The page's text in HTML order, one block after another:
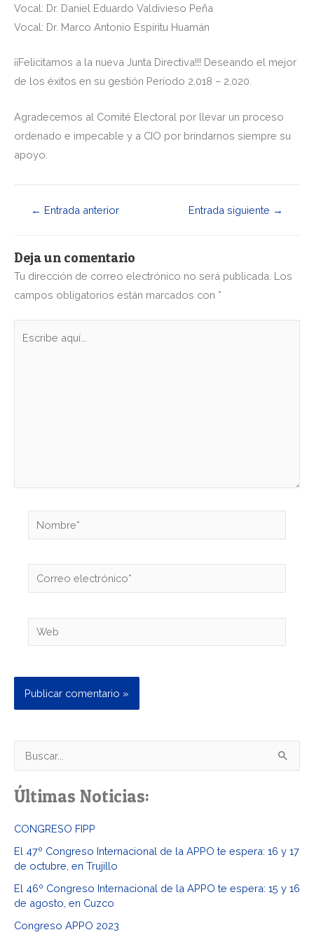
Vocal: Dr. Daniel Eduardo Valdivieso Peña
Vocal: Dr. Marco Antonio Espíritu Huamán
¡¡Felicitamos a la nueva Junta Directiva!!! Deseando el mejor
de los éxitos en su gestión Período 2,018 – 2,020.
Agradecemos al Comité Electoral por llevar un proceso
ordenado e impecable y a CIO por brindarnos siempre su
apoyo.
← Entrada anterior Entrada siguiente →
Deja un comentario
Tu dirección de correo electrónico no será publicada. Los
campos obligatorios están marcados con *
Nombre*
Correo
electrónico*
Web
s
o
r
Últimas Noticias:
CONGRESO FIPP
El 47º Congreso Internacional de la APPO te espera: 16 y 17
de octubre, en Trujillo
El 46º Congreso Internacional de la APPO te espera: 15 y 16
de agosto, en Cuzco
Congreso APPO 2023